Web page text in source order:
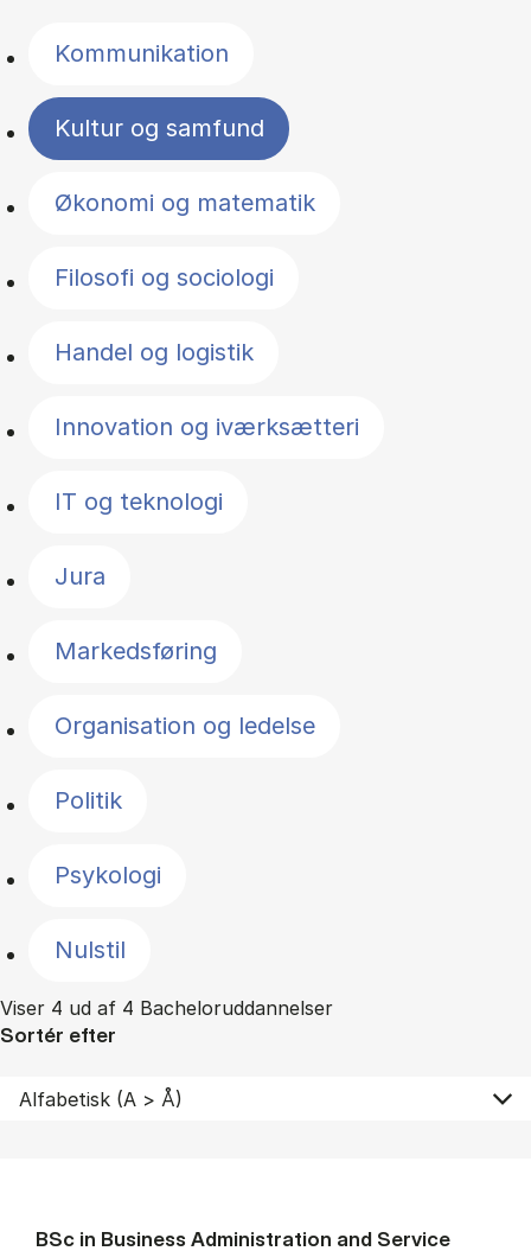
Kommunikation
Kultur og samfund
Økonomi og matematik
Filosofi og sociologi
Handel og logistik
Innovation og iværksætteri
IT og teknologi
Jura
Markedsføring
Organisation og ledelse
Politik
Psykologi
Nulstil
Viser 4 ud af 4 Bacheloruddannelser
Sortér efter
BSc in Busi­ness Ad­min­is­tra­tion and Ser­vice